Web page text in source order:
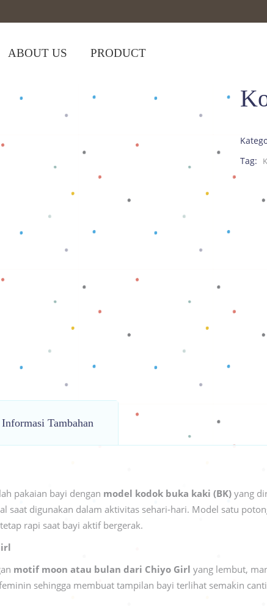
ABOUT US PRODUCT
> Kodok BK Moon
Tag:
Informasi Tambahan
pakaian bayi dengan model kodok buka kaki (BK) yang
saat digunakan dalam aktivitas sehari-hari. Model satu
rapi saat bayi aktif bergerak.
motif moon atau bulan dari Chiyo Girl yang lembut,
sehingga membuat tampilan bayi terlihat semakin